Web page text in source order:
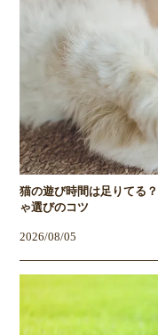
猫の遊び時間は足りてる
ゃ選びのコツ
2026/08/05